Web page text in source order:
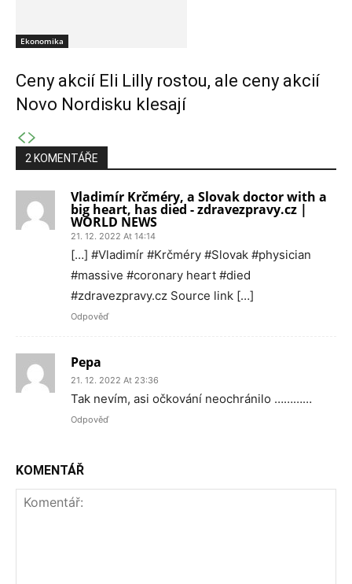
Ekonomika
Ceny akcií Eli Lilly rostou, ale ceny akcií
Novo Nordisku klesají
2 KOMENTÁŘE
Vladimír Krčméry, a Slovak doctor with a
big heart, has died - zdravezpravy.cz |
WORLD NEWS
21. 12. 2022 At 14:14
[…] #Vladimír #Krčméry #Slovak #physician
#massive #coronary heart #died
#zdravezpravy.cz Source link […]
Odpověď
Pepa
21. 12. 2022 At 23:36
Tak nevím, asi očkování neochránilo …………
Odpověď
KOMENTÁŘ